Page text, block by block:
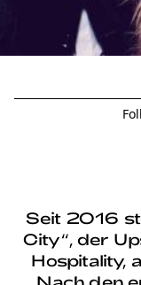
Seit 2016
City“, der
Hospitality,